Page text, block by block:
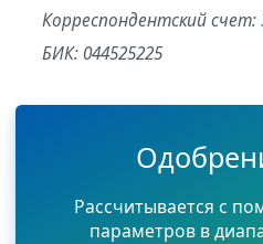
Корреспондентский счет:
БИК: 044525225
Рассчитывается с
параметров в